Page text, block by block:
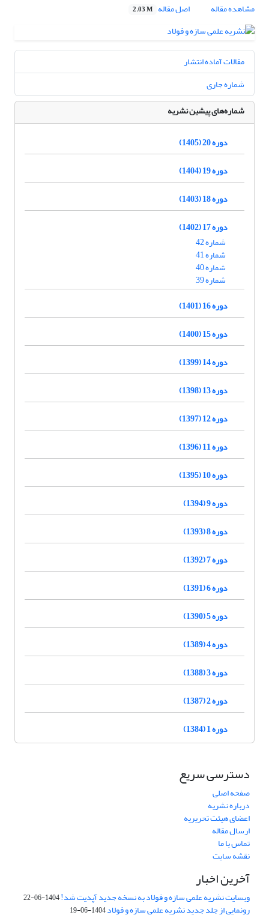
مشاهده مقاله
اصل مقاله 2.03 M
مقالات آماده انتشار
شماره جاری
شماره‌های پیشین نشریه
دوره 20 (1405)
دوره 19 (1404)
دوره 18 (1403)
دوره 17 (1402)
شماره 42
شماره 41
شماره 40
شماره 39
دوره 16 (1401)
دوره 15 (1400)
دوره 14 (1399)
دوره 13 (1398)
دوره 12 (1397)
دوره 11 (1396)
دوره 10 (1395)
دوره 9 (1394)
دوره 8 (1393)
دوره 7 (1392)
دوره 6 (1391)
دوره 5 (1390)
دوره 4 (1389)
دوره 3 (1388)
دوره 2 (1387)
دوره 1 (1384)
دسترسی سریع
صفحه اصلی
درباره نشریه
اعضای هیئت تحریریه
ارسال مقاله
تماس با ما
نقشه سایت
آخرین اخبار
وبسایت نشریه علمی سازه و فولاد به نسخه جدید آپدیت شد!1404-06-22
رونمایی از جلد جدید نشریه علمی سازه و فولاد1404-06-19